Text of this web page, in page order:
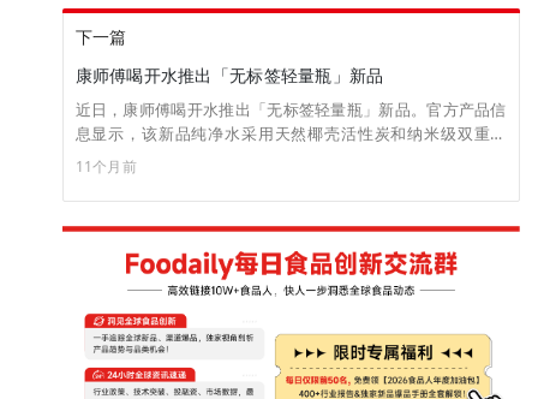
下一篇
康师傅喝开水推出「无标签轻量瓶」新品
近日，康师傅喝开水推出「无标签轻量瓶」新品。官方产品信
息显示，该新品纯净水采用天然椰壳活性炭和纳米级双重过
滤，再经UHT超100℃高温杀菌，符合纯净水国家标准。瓶身
包装采用无瓶标、无油墨、无胶水的PET瓶，激光技术打印浮
雕LOGO，减少了材料和能源的使用，符合低碳环保理念，同
时颜值简约且不失手感。目前该新品已上线京东官方旗舰店，
售价为500ml*24瓶/22.9元。（来源：食业家）
11个月前